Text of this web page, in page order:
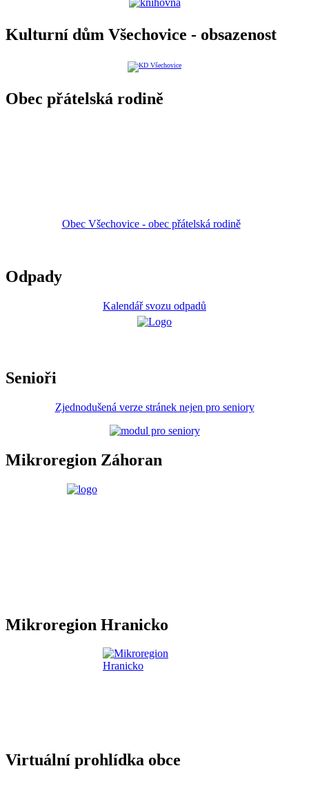
Kulturní dům Všechovice - obsazenost
Obec přátelská rodině
Obec Všechovice - obec přátelská rodině
Odpady
Kalendář svozu odpadů
Senioři
Zjednodušená verze stránek nejen pro seniory
Mikroregion Záhoran
Mikroregion Hranicko
Virtuální prohlídka obce